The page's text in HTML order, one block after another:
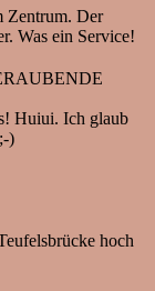
Zentrum. Der
Was ein Service!
Huiui. Ich glaub
)
hoch